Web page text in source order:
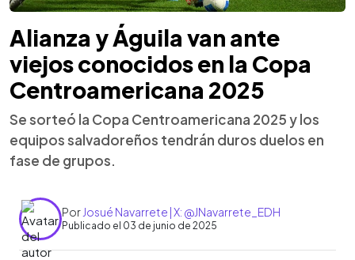
Alianza y Águila van ante
viejos conocidos en la Copa
Centroamericana 2025
Se sorteó la Copa Centroamericana 2025 y los
equipos salvadoreños tendrán duros duelos en
fase de grupos.
Por Josué Navarrete | X: @JNavarrete_EDH
Publicado el 03 de junio de 2025